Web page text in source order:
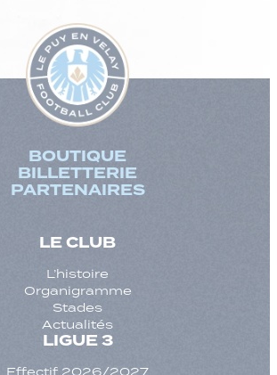
BOUTIQUE
BILLETTERIE
PARTENAIRES
LE CLUB
L’histoire
Organigramme
Stades
Actualités
LIGUE 3
Effectif 2026/2027